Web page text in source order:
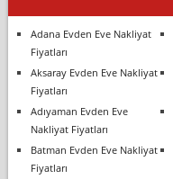
Adana Evden Eve Nakliyat
Fiyatları
Aksaray Evden Eve Nakliyat
Fiyatları
Adıyaman Evden Eve
Nakliyat Fiyatları
Batman Evden Eve Nakliyat
Fiyatları